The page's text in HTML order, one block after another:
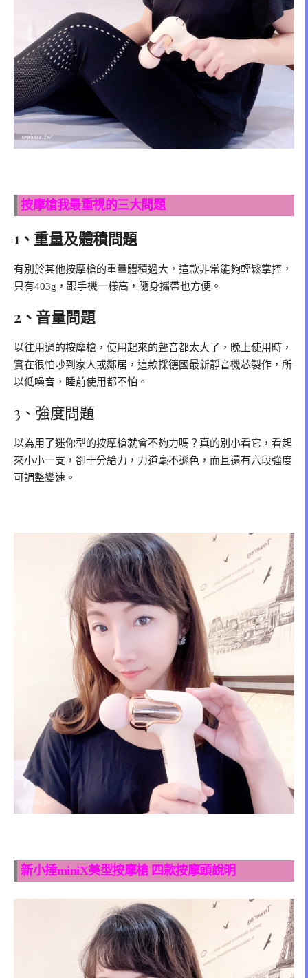
按摩槍我最重視的三大問題
1、重量及體積問題
有別於其他按摩槍的重量體積過大，這款非常能夠輕鬆掌控，
只有403g，跟手機一樣高，隨身攜帶也方便。
2、音量問題
以往用過的按摩槍，使用起來的聲音都太大了，晚上使用時，
實在很怕吵到家人或鄰居，這款採德國最新靜音機芯製作，所
以低噪音，睡前使用都不怕。
3、強度問題
以為用了迷你型的按摩槍就會不夠力嗎？真的別小看它，看起
來小小一支，卻十分給力，力道毫不遜色，而且還有六段強度
可調整變速。
新小捶miniX美型按摩槍 四款按摩頭說明